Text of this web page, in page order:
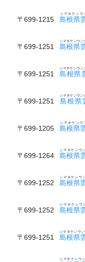
〒699-1215 島根県
シマネケンウ
〒699-1251 島根県
シマネケンウン
〒699-1251 島根県
シマネケンウン
〒699-1251 島根県
シマネケンウン
〒699-1205 島根県
シマネケンウ
〒699-1264 島根県
シマネケンウ
〒699-1252 島根県
シマネケンウ
〒699-1252 島根県
シマネケンウ
〒699-1251 島根県
シマネケンウ
シマネケンウ